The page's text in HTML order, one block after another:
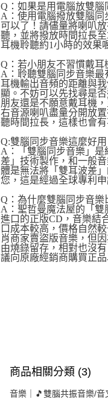
Q：如果是用電腦放雙腦
A：使用電腦撥放雙腦
可以了！請儘量將喇叭
聽，並將撥放時間拉長
耳機聆聽約1小時的效果
Q：若小朋友不習慣戴耳
A：聆聽雙腦同步音樂
耳機輸出音頻的距離與
顯。不妨可以先找尋是
朋友還是不願意戴耳機
右音源喇叭盡量分開放
聽時間拉長，這樣也會有
Q:雙腦同步音樂這麼好
A：「雙腦同步音樂」
差」技術製作，和一般
體是無法將「雙耳波差
您，這是經過全球專利
Q：為什麼雙腦同步音樂
A：聖哲曼魔法屋的「
進口的正版CD，音樂結
口成本較高，價格自然
肖商家賣盜版音樂，但
由燒錄留存，相對也沒
議向原廠經銷商購買正
商品相關分類 (3)
音樂｜🎵雙腦共振音樂/音